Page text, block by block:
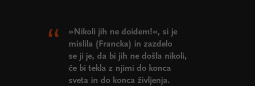
»Nikoli jih ne doidem!«, si je
mislila (Francka) in zazdelo
se ji je, da bi jih ne došla nikoli,
če bi tekla z njimi do konca
sveta in do konca življenja.